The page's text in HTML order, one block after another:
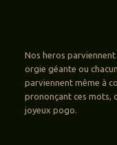
Nos heros
orgie géante ou chacun
parviennent même à
prononçant ces mots,
joyeux pogo.